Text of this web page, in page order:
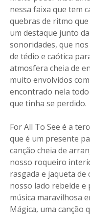
nessa faixa que tem
quebras de ritmo
um destaque junto
sonoridades, que
de tédio e caótica
atmosfera cheia de
muito envolvidos
encontrado nela
que tinha se perdido.
For All To See é a
que é um presente
canção cheia de
nosso roqueiro
rasgada e jaqueta
nosso lado rebelde e
música maravilhosa
Mágica, uma canção